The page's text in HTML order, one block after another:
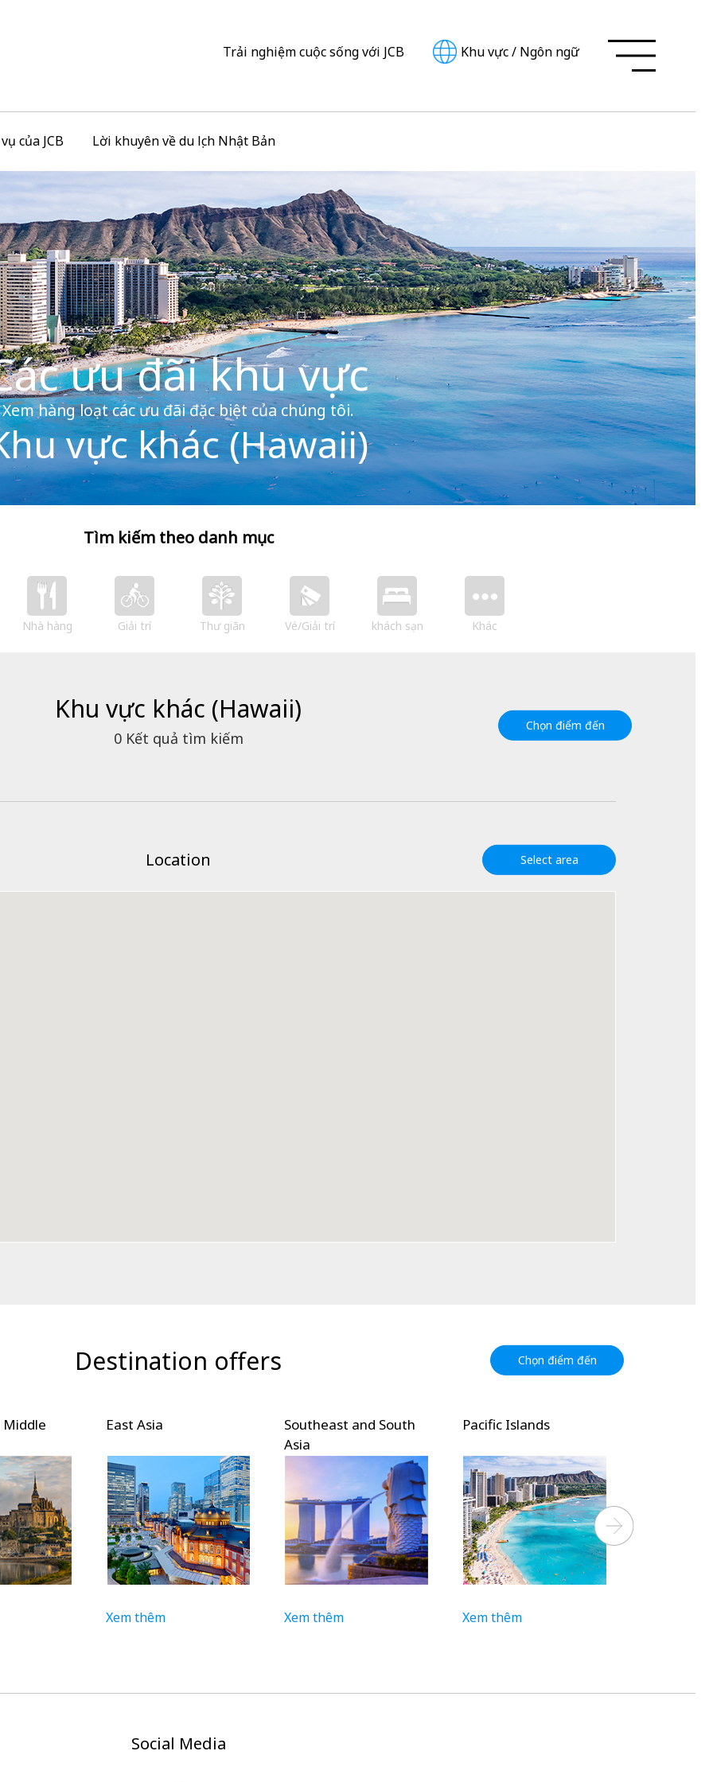
Trải nghiệm cuộc sống với JCB Khu vực/ Ngôn ngữ
của JCB Lời khuyên về du lịch Nhật Bản
ưu đãi khu vực
Xem hàng loạt các ưu đãi đặc biệt của chúng tôi.
vực khác (Hawaii)
Tìm kiếm theo danh mục
Nhà hàng Giải trí Thư giãn Vé/Giải trí khách sạn Khác
Khu vực khác (Hawaii)
0Kết quả tìm kiếm
Chọn điểm đến
Location Select area
Destination offers Chọn điểm đến
Middle
East Asia
Xem thêm
Southeast and South
Asia
Xem thêm
Pacific Islands
Xem thêm
Next
Social Media